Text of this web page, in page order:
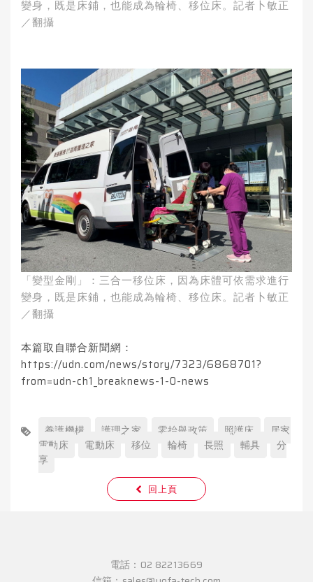
變身，既是床鋪，也能成為輪椅、移位床。記者卜敏正
／翻攝
「變型金剛」：三合一移位床，因為床體可依需求進行
變身，既是床鋪，也能成為輪椅、移位床。記者卜敏正
／翻攝
本篇取自聯合新聞網：
https://udn.com/news/story/7323/6868701?
from=udn-ch1_breaknews-1-0-news
養護機構 護理之家 零抬舉政策 照護床
居家
電動床
電動床 移位 輪椅 長照 輔具
分
享
回上頁
電話： 02 82213669